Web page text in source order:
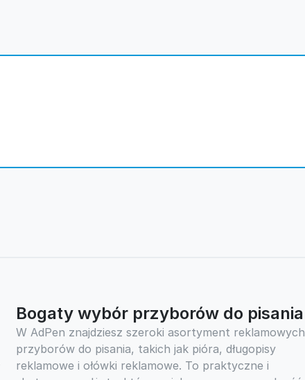
Bogaty wybór przyborów do pisania
W AdPen znajdziesz szeroki asortyment reklamowych
przyborów do pisania, takich jak pióra, długopisy
reklamowe i ołówki reklamowe. To praktyczne i